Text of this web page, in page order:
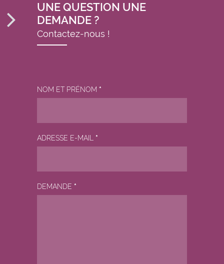
UNE QUESTION UNE
DEMANDE ?
Contactez-nous !
NOM ET PRÉNOM *
ADRESSE E-MAIL *
DEMANDE *